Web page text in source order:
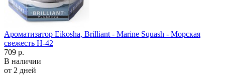
Ароматизатор Eikosha, Brilliant - Marine Squash - Морская
свежесть H-42
709 р.
В наличии
от 2 дней